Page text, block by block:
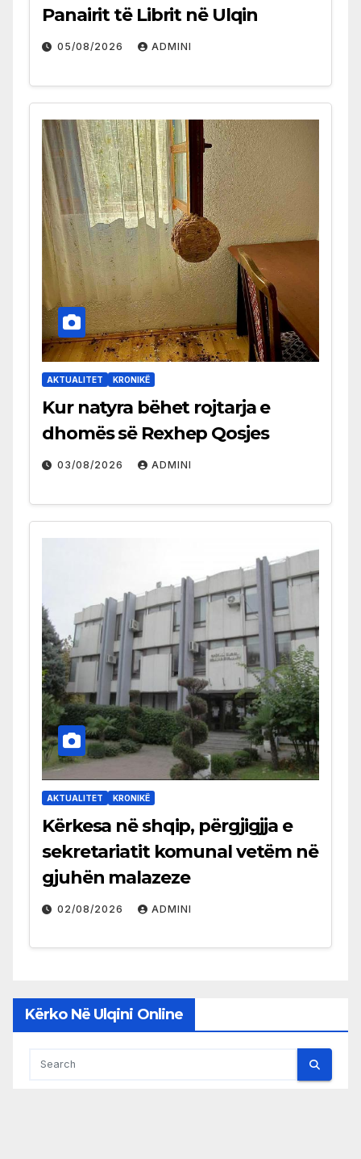
Panairit të Librit në Ulqin
05/08/2026 ADMINI
AKTUALITET KRONIKË
Kur natyra bëhet rojtarja e
dhomës së Rexhep Qosjes
03/08/2026 ADMINI
AKTUALITET KRONIKË
Kërkesa në shqip, përgjigjja e
sekretariatit komunal vetëm në
gjuhën malazeze
02/08/2026 ADMINI
Kërko Në Ulqini Online